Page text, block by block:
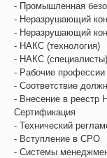
- Промышленная
- Неразрушающий
- Неразрушающий
- НАКС (технология)
- НАКС (специалисты)
- Рабочие профессии
- Соответствие
- Внесение в
Сертификация
- Технический
- Вступление в СРО
- Системы